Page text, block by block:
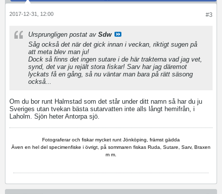
#3
2017-12-31, 12:00
Ursprungligen postat av Sdw
Såg också det när det gick innan i veckan, riktigt sugen på
att meta blev man ju!
Dock så finns det ingen sutare i de här trakterna vad jag vet,
synd, det var ju rejält stora fiskar! Sarv har jag däremot
lyckats få en gång, så nu väntar man bara på rätt säsong
också...
Om du bor runt Halmstad som det står under ditt namn så har du ju
Sveriges utan tvekan bästa sutarvatten inte alls långt hemifrån, i
Laholm. Sjön heter Antorpa sjö.
Fotograferar och fiskar mycket runt Jönköping, främst gädda
Även en hel del specimenfiske i övrigt, på sommaren fiskas Ruda, Sutare, Sarv, Braxen
m m.